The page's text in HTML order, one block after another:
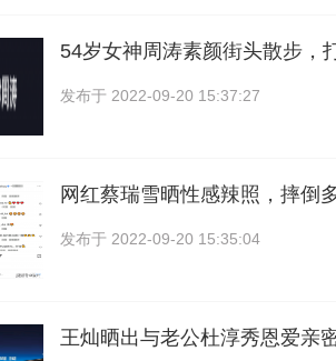
54岁女神周涛素颜街头散步，
发布于 2022-09-20 15:37:27
网红蔡瑞雪晒性感辣照，摔倒
发布于 2022-09-20 15:35:04
王灿晒出与老公杜淳秀恩爱亲